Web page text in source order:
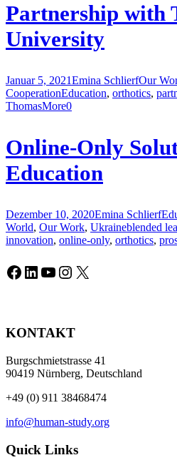
Partnership with
University
Januar 5, 2021Emina SchlierfOur
CooperationEducation, orthotics,
ThomasMore0
Online-Only
Education
Dezember 10, 2020Emina Schlierf
World, Our Work, Ukraineblended
innovation, online-only, orthotics,
Facebook
LinkedIn
YouTube
Instagram
X
KONTAKT
Burgschmietstrasse 41
90419 Nürnberg, Deutschland
+49 (0) 911 38468474
info@human-study.org
Quick Links